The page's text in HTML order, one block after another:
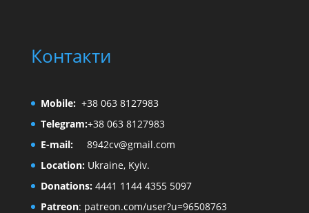
Контакти
Mobile: +38 063 8127983
Telegram:+38 063 8127983
E-mail:
8942cv@gmail.com
Location:Ukraine, Kyiv.
Donations:4441 1144 4355 5097
Patreon: patreon.com/user?u=96508763